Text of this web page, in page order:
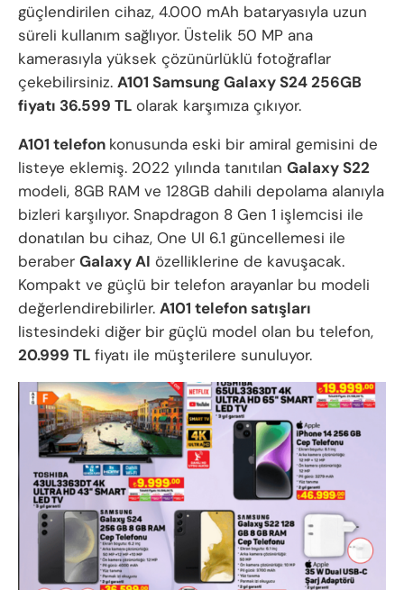
güçlendirilen cihaz, 4.000 mAh bataryasıyla uzun
süreli kullanım sağlıyor. Üstelik 50 MP ana
kamerasıyla yüksek çözünürlüklü fotoğraflar
çekebilirsiniz. A101 Samsung Galaxy S24 256GB
fiyatı 36.599 TL olarak karşımıza çıkıyor.
A101 telefon konusunda eski bir amiral gemisini de
listeye eklemiş. 2022 yılında tanıtılan Galaxy S22
modeli, 8GB RAM ve 128GB dahili depolama alanıyla
bizleri karşılıyor. Snapdragon 8 Gen 1 işlemcisi ile
donatılan bu cihaz, One UI 6.1 güncellemesi ile
beraber Galaxy AI özelliklerine de kavuşacak.
Kompakt ve güçlü bir telefon arayanlar bu modeli
değerlendirebilirler. A101 telefon satışları
listesindeki diğer bir güçlü model olan bu telefon,
20.999 TL fiyatı ile müşterilere sunuluyor.